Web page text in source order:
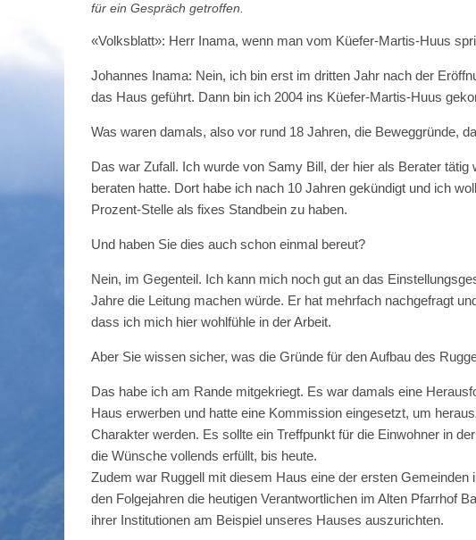
für ein Gespräch getroffen.
«Volksblatt»: Herr Inama, wenn man vom Küefer-Martis-Huus
Johannes Inama: Nein, ich bin erst im dritten Jahr nach der
das Haus geführt. Dann bin ich 2004 ins Küefer-Martis-Huus
Was waren damals, also vor rund 18 Jahren, die Beweggründe,
Das war Zufall. Ich wurde von Samy Bill, der hier als Berater
beraten hatte. Dort habe ich nach 10 Jahren gekündigt und ich
Prozent-Stelle als fixes Standbein zu haben.
Und haben Sie dies auch schon einmal bereut?
Nein, im Gegenteil. Ich kann mich noch gut an das
Jahre die Leitung machen würde. Er hat mehrfach nachgefragt
dass ich mich hier wohlfühle in der Arbeit.
Aber Sie wissen sicher, was die Gründe für den Aufbau des
Das habe ich am Rande mitgekriegt. Es war damals eine
Haus erwerben und hatte eine Kommission eingesetzt, um
Charakter werden. Es sollte ein Treffpunkt für die Einwohner in
die Wünsche vollends erfüllt, bis heute.
Zudem war Ruggell mit diesem Haus eine der ersten
den Folgejahren die heutigen Verantwortlichen im Alten Pfarrhof
ihrer Institutionen am Beispiel unseres Hauses auszurichten.